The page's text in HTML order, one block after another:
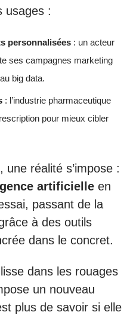
usages :
personnalisées : un acteur
ses campagnes marketing
big data.
: l’industrie pharmaceutique
pour mieux cibler
réalité s’impose :
artificielle en
passant de la
à des outils
dans le concret.
dans les rouages
un nouveau
plus de savoir si elle